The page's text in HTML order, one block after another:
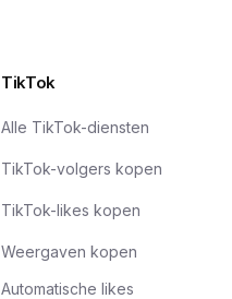
TikTok
Alle TikTok-diensten
TikTok-volgers kopen
TikTok-likes kopen
Weergaven kopen
Automatische likes